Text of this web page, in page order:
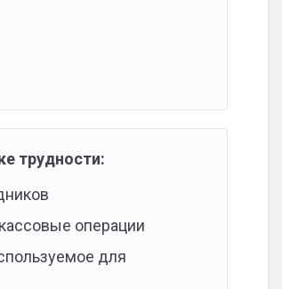
трудности:
операции
для